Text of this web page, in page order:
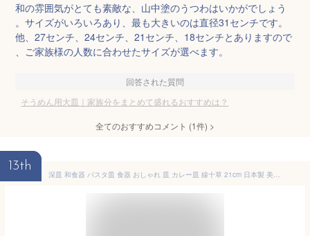
和の雰囲気がとても素敵な、山中塗のうつわはいかがでしょう
。サイズがいろいろあり、最も大きいのは直径31センチです。
他、27センチ、24センチ、21センチ、18センチとありますので
、ご家族様の人数に合わせたサイズが選べます。
回答された質問
そうめん用大皿｜家族分をまとめて盛れるおすすめは？
全てのおすすめコメント (1件) >
13th
深皿 和食器 パスタ皿 食器 おしゃれ 皿 カレー皿 線十草 21cm 日本製 美濃焼 陶器 皿 大皿 麺皿 和風 冷やし麺 そうめん ざるそば